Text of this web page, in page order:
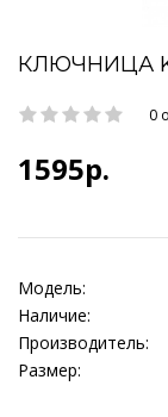
КЛЮЧНИЦА
0
1595р.
Модель:
Наличие:
Производитель:
Размер: